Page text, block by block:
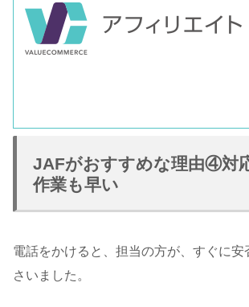
JAFがおすすめな理由④対
作業も早い
電話をかけると、担当の方が、すぐに安
さいました。